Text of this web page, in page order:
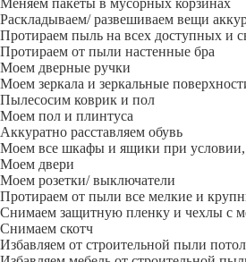
Меняем пакеты в мусорных корзинах
Раскладываем/ развешиваем вещи
Протираем пыль на всех доступных и
Протираем от пыли настенные бра
Моем дверные ручки
Моем зеркала и зеркальные
Пылесосим коврик и пол
Моем пол и плинтуса
Аккуратно расставляем обувь
Моем все шкафы и ящики при условии,
Моем двери
Моем розетки/ выключатели
Протираем от пыли все мелкие и
Снимаем защитную пленку и чехлы с
Снимаем скотч
Избавляем от строительной пыли